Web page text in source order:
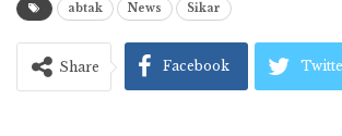
abtak News Sikar
Share Facebook